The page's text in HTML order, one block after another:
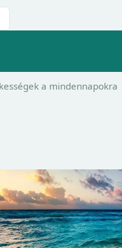
a mindennapokra